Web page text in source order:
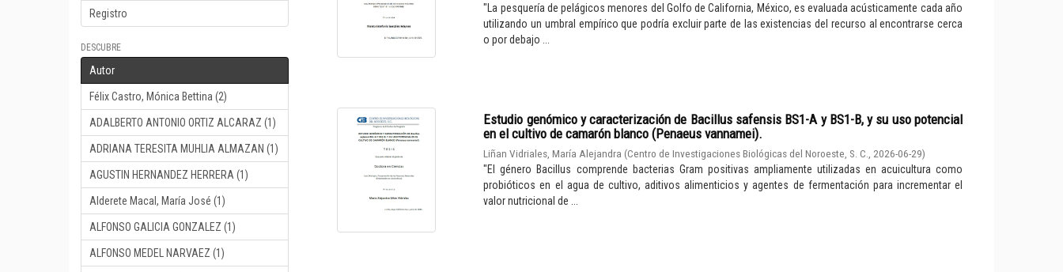
Registro
DESCUBRE
Autor
Félix Castro, Mónica Bettina (2)
ADALBERTO ANTONIO ORTIZ ALCARAZ (1)
ADRIANA TERESITA MUHLIA ALMAZAN (1)
AGUSTIN HERNANDEZ HERRERA (1)
Alderete Macal, María José (1)
ALFONSO GALICIA GONZALEZ (1)
ALFONSO MEDEL NARVAEZ (1)
"La pesquería de pelágicos menores del Golfo de California, México, es evaluada acústicamente cada año
utilizando un umbral empírico que podría excluir parte de las existencias del recurso al encontrarse cerca
o por debajo ...
Estudio genómico y caracterización de Bacillus safensis BS1-A y BS1-B, y su uso potencial
en el cultivo de camarón blanco (Penaeus vannamei).
Liñan Vidriales, María Alejandra (Centro de Investigaciones Biológicas del Noroeste, S. C. 2026-06-29)
"El género Bacillus comprende bacterias Gram positivas ampliamente utilizadas en acuicultura como
probióticos en el agua de cultivo, aditivos alimenticios y agentes de fermentación para incrementar el
valor nutricional de ...